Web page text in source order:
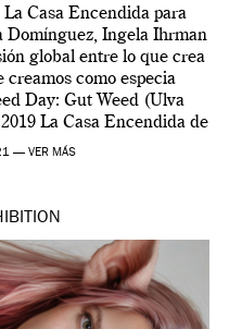
Casa Encendida para
Domínguez, Ingela Ihrman
global entre lo que crea
como especia
Day: Gut Weed (Ulva
La Casa Encendida de
[…]
— VER MÁS